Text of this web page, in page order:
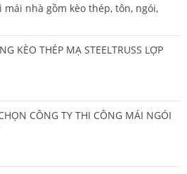
nhà gồm kèo thép, tôn, ngói,
KÈO THÉP MẠ STEELTRUSS LỢP
CÔNG TY THI CÔNG MÁI NGÓI